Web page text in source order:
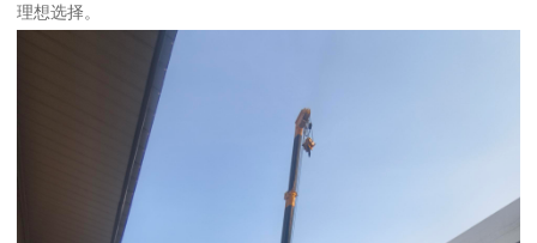
理想选择。